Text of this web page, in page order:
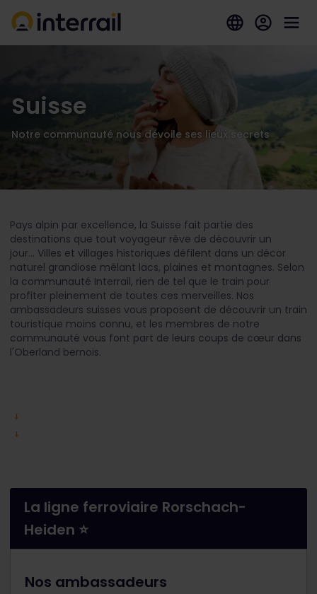
Suisse
Notre communauté nous dévoile ses lieux secrets
Pays alpin par excellence, la Suisse fait partie des
destinations que tout voyageur rêve de découvrir un
jour... Villes et villages historiques défilent dans un décor
naturel grandiose mêlant lacs, plaines et montagnes. Selon
la communauté Interrail, rien de tel que le train pour
profiter pleinement de toutes ces merveilles. Nos
ambassadeurs suisses vous proposent de découvrir un train
touristique moins connu, et les membres de notre
communauté vous font part de leurs coups de cœur dans
l'Oberland bernois.
La ligne ferroviaire Rorschach-
Heiden ⭐
Nos ambassadeurs